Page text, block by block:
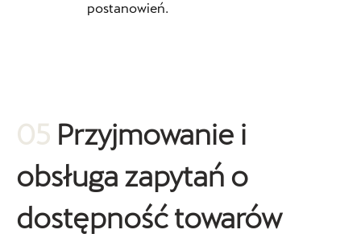
postanowień.
05 Przyjmowanie i
obsługa zapytań o
dostępność towarów
artur.boron@cupra.auto-gazda.pl
Auto BZ